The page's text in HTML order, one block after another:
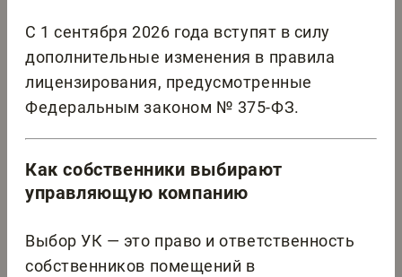
С 1 сентября 2026 года вступят в силу
дополнительные изменения в правила
лицензирования, предусмотренные
Федеральным законом № 375-ФЗ.
Как собственники выбирают
управляющую компанию
Выбор УК — это право и ответственность
собственников помещений в